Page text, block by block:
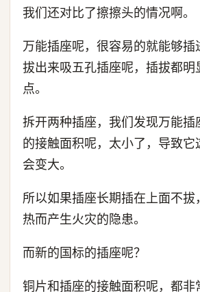
我们还对比了擦擦头的情况啊。
万能插座呢，很容易的就能够插
拔出来吸五孔插座呢，插拔都明
点。
拆开两种插座，我们发现万能插
的接触面积呢，太小了，导致它
会变大。
所以如果插座长期插在上面不拔
热而产生火灾的隐患。
而新的国标的插座呢？
铜片和插座的接触面积呢，都非